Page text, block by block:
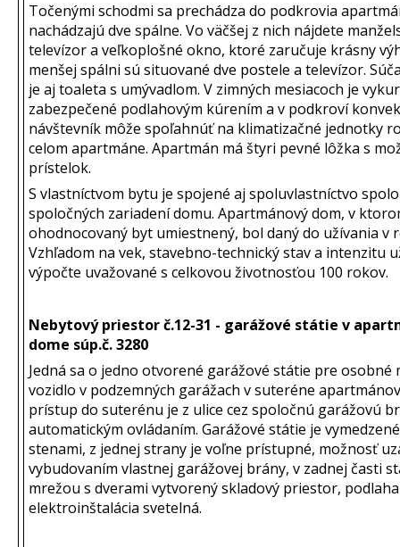
Točenými schodmi sa prechádza do podkrovia
nachádzajú dve spálne. Vo väčšej z nich nájdete
televízor a veľkoplošné okno, ktoré zaručuje krásny
menšej spálni sú situované dve postele a televízor.
je aj toaleta s umývadlom. V zimných mesiacoch je
zabezpečené podlahovým kúrením a v podkroví
návštevník môže spoľahnúť na klimatizačné jednotky
celom apartmáne. Apartmán má štyri pevné lôžka s
prístelok.
S vlastníctvom bytu je spojené aj spoluvlastníctvo
spoločných zariadení domu. Apartmánový dom, v
ohodnocovaný byt umiestnený, bol daný do užívania v
Vzhľadom na vek, stavebno-technický stav a intenzitu
výpočte uvažované s celkovou životnosťou 100 rokov.
Nebytový priestor č.12-31 - garážové státie v
dome súp.č. 3280
Jedná sa o jedno otvorené garážové státie pre osobné
vozidlo v podzemných garážach v suteréne
prístup do suterénu je z ulice cez spoločnú garážovú
automatickým ovládaním. Garážové státie je
stenami, z jednej strany je voľne prístupné, možnosť
vybudovaním vlastnej garážovej brány, v zadnej časti
mrežou s dverami vytvorený skladový priestor,
elektroinštalácia svetelná.